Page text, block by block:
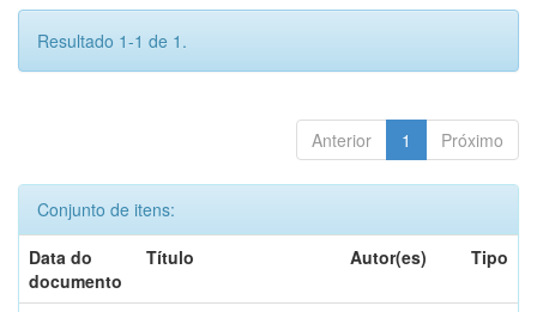
Resultado 1-1 de 1.
Anterior 1 Próximo
Conjunto de itens:
Data do
documento
Título Autor(es) Tipo